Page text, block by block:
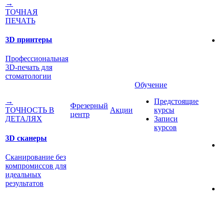
→
ТОЧНАЯ
ПЕЧАТЬ
3D принтеры
Профессиональная
3D-печать для
стоматологии
→
ТОЧНОСТЬ В
ДЕТАЛЯХ
3D сканеры
Сканирование без
компромиссов для
идеальных
результатов
Фрезерный
центр
Акции
Обучение
Предстоящие
курсы
Записи
курсов